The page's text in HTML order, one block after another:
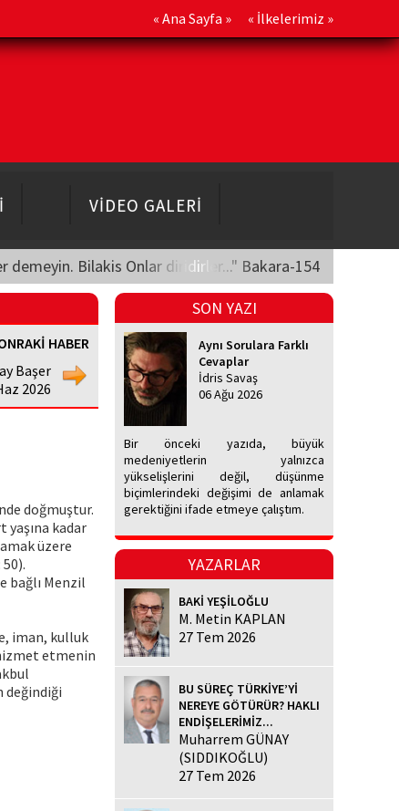
« Ana Sayfa » « İlkelerimiz »
VİDEO GALERİ
demeyin. Bilakis Onlar diridirler..." Bakara-154
HABER
Başer
2026
doğmuştur.
yaşına kadar
üzere
bağlı Menzil
iman, kulluk
etmenin
değindiği
SON YAZI
Aynı Sorulara Farklı
Cevaplar
İdris Savaş
06 Ağu 2026
Bir önceki yazıda, büyük
medeniyetlerin yalnızca
yükselişlerini değil, düşünme
biçimlerindeki değişimi de anlamak
gerektiğini ifade etmeye çalıştım.
YAZARLAR
BAKİ YEŞİLOĞLU
M. Metin KAPLAN
27 Tem 2026
BU SÜREÇ TÜRKİYE’Yİ
NEREYE GÖTÜRÜR? HAKLI
ENDİŞELERİMİZ...
Muharrem GÜNAY
(SIDDIKOĞLU)
27 Tem 2026